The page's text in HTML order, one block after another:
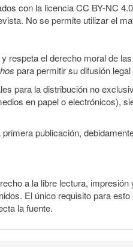
con la licencia CC BY-NC
No se permite utilizar el
respeta el derecho moral de
para permitir su difusión
para la distribución no
en papel o electrónicos),
publicación,
a la libre lectura,
El único requisito para
la fuente.